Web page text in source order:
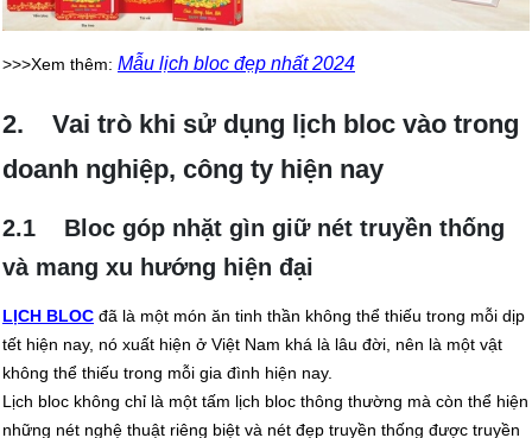
>>>Xem thêm: Mẫu lịch bloc đẹp nhất 2024
2. Vai trò khi sử dụng lịch bloc vào trong
doanh nghiệp, công ty hiện nay
2.1 Bloc góp nhặt gìn giữ nét truyền thống
và mang xu hướng hiện đại
LỊCH BLOC đã là một món ăn tinh thần không thể thiếu trong mỗi dịp
tết hiện nay, nó xuất hiện ở Việt Nam khá là lâu đời, nên là một vật
không thể thiếu trong mỗi gia đình hiện nay.
Lịch bloc không chỉ là một tấm lịch bloc thông thường mà còn thể hiện
những nét nghệ thuật riêng biệt và nét đẹp truyền thống được truyền